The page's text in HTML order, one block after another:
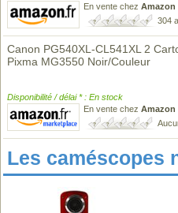
En vente chez Amazon
304
Canon PG540XL-CL541XL 2
Pixma MG3550 Noir/Couleur
Disponibilité / délai * : En stock
En vente chez Amazon
Les caméscopes